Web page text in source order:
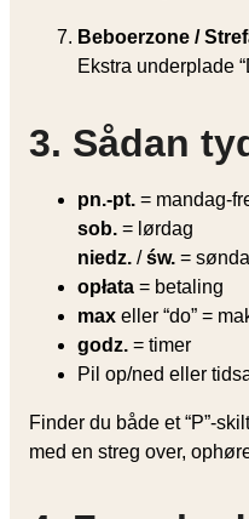
Beboerzone /
Ekstra underplade “
3. Sådan
pn.-pt. = mandag-
sob. = lørdag
niedz. /św. =
opłata = betaling
max eller “do” =
godz. = timer
Pil op/ned eller
Finder du både et “P”-
med en streg over,